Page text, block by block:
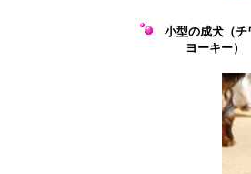
小型の成犬（チ
ヨーキー）